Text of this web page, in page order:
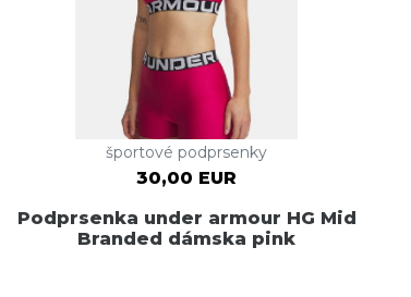
športové podprsenky
30,00 EUR
Podprsenka under armour HG Mid
Branded dámska pink